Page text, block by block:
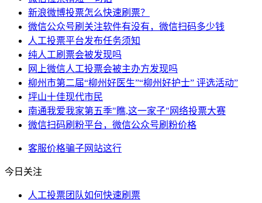
新浪微博投票怎么快速刷票？
微信公众号刷关注软件有没有，微信扫码多少钱
人工投票平台发布任务须知
纯人工刷票会被发现吗
网上微信人工投票会被主办方发现吗
柳州市第二届“柳州好医生”“柳州好护士” 评选活动”
坪山十佳现代市民
南通我爱我家第五季"瞧,这一家子"网络投票大赛
微信扫码刷粉平台，微信公众号刷粉价格
客服价格骗子网站这行
今日关注
人工投票团队如何快速刷票